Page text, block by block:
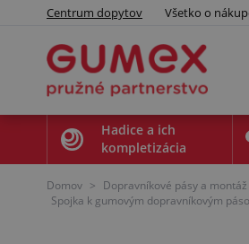
Centrum dopytov Všetko o
Hadice a ich
kompletizácia
Domov > Dopravníkové pásy a montáž
Spojka k gumovým dopravníkovým